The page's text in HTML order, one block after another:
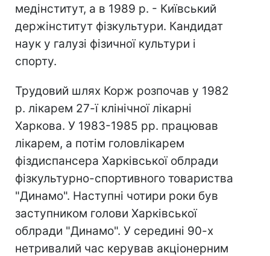
медінститут, а в 1989 р. - Київський
держінститут фізкультури. Кандидат
наук у галузі фізичної культури і
спорту.
Трудовий шлях Корж розпочав у 1982
р. лікарем 27-ї клінічної лікарні
Харкова. У 1983-1985 рр. працював
лікарем, а потім головлікарем
фіздиспансера Харківської облради
фізкультурно-спортивного товариства
"Динамо". Наступні чотири роки був
заступником голови Харківської
облради "Динамо". У середині 90-х
нетривалий час керував акціонерним